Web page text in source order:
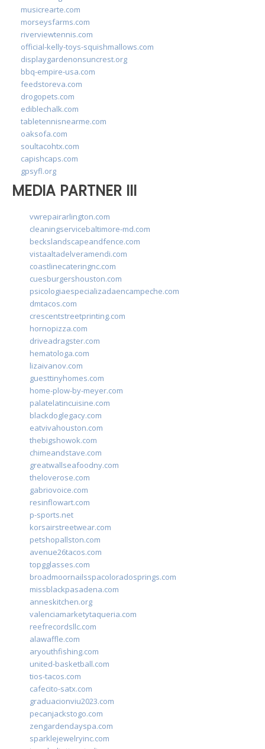
musicrearte.com
morseysfarms.com
riverviewtennis.com
official-kelly-toys-squishmallows.com
displaygardenonsuncrest.org
bbq-empire-usa.com
feedstoreva.com
drogopets.com
ediblechalk.com
tabletennisnearme.com
oaksofa.com
soultacohtx.com
capishcaps.com
gpsyfl.org
MEDIA PARTNER III
vwrepairarlington.com
cleaningservicebaltimore-md.com
beckslandscapeandfence.com
vistaaltadelveramendi.com
coastlinecateringnc.com
cuesburgershouston.com
psicologiaespecializadaencampeche.com
dmtacos.com
crescentstreetprinting.com
hornopizza.com
driveadragster.com
hematologa.com
lizaivanov.com
guesttinyhomes.com
home-plow-by-meyer.com
palatelatincuisine.com
blackdoglegacy.com
eatvivahouston.com
thebigshowok.com
chimeandstave.com
greatwallseafoodny.com
theloverose.com
gabriovoice.com
resinflowart.com
p-sports.net
korsairstreetwear.com
petshopallston.com
avenue26tacos.com
topgglasses.com
broadmoornailsspacoloradosprings.com
missblackpasadena.com
anneskitchen.org
valenciamarketytaqueria.com
reefrecordsllc.com
alawaffle.com
aryouthfishing.com
united-basketball.com
tios-tacos.com
cafecito-satx.com
graduacionviu2023.com
pecanjackstogo.com
zengardendayspa.com
sparklejewelryinc.com